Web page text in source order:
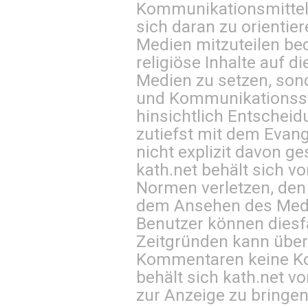
sich daran zu
Medien mitzuteilen
religiöse Inhalte auf
Medien zu setzen,
und
hinsichtlich
zutiefst mit dem
nicht explizit davon
kath.net behält sich
Normen verletzen,
dem Ansehen des
Benutzer können
Zeitgründen kann
Kommentaren keine
behält sich kath.net
zur Anzeige zu